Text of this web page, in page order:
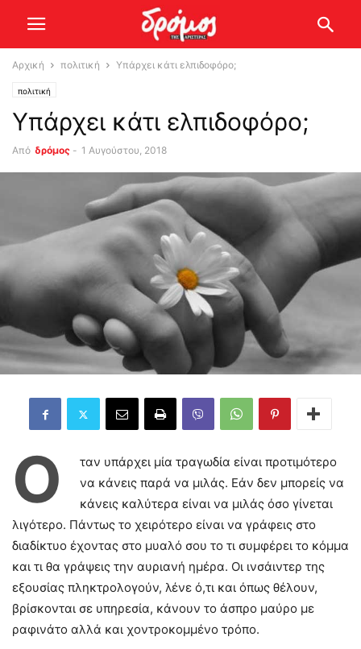
Αρχική πολιτική Υπάρχει κάτι ελπιδοφόρο;
πολιτική
Υπάρχει κάτι ελπιδοφόρο;
Από δρόμος - 1 Αυγούστου, 2018
Ό
ταν υπάρχει μία τραγωδία είναι προτιμότερο
να κάνεις παρά να μιλάς. Εάν δεν μπορείς να
κάνεις καλύτερα είναι να μιλάς όσο γίνεται
λιγότερο. Πάντως το χειρότερο είναι να γράφεις στο
διαδίκτυο έχοντας στο μυαλό σου το τι συμφέρει το κόμμα
και τι θα γράψεις την αυριανή ημέρα. Οι ινσάιντερ της
εξουσίας πληκτρολογούν, λένε ό,τι και όπως θέλουν,
βρίσκονται σε υπηρεσία, κάνουν το άσπρο μαύρο με
ραφινάτο αλλά και χοντροκομμένο τρόπο.